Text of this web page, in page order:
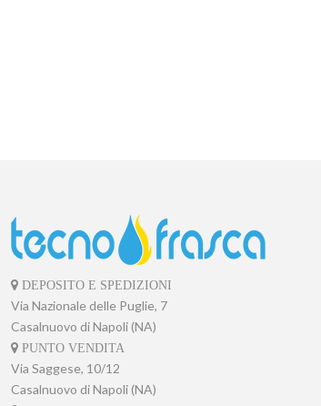
DEPOSITO E SPEDIZIONI
Via Nazionale delle Puglie, 7
Casalnuovo di Napoli (NA)
PUNTO VENDITA
Via Saggese, 10/12
Casalnuovo di Napoli (NA)